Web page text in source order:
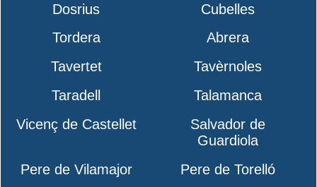
Dosrius
Cubelles
Tordera
Abrera
Tavertet
Tavèrnoles
Taradell
Talamanca
Vicenç de Castellet
Salvador de
Guardiola
Pere de Vilamajor
Pere de Torelló